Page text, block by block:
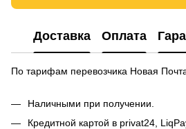
Доставка Оплата
По тарифам перевозчика Новая
Наличными при получении.
Кредитной картой в privat24,